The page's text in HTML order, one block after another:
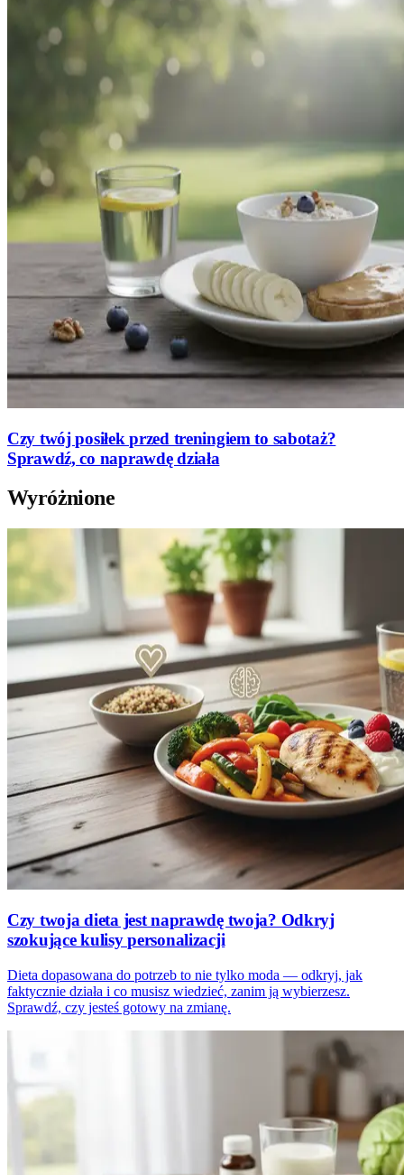
Czy twój posiłek przed treningiem to sabotaż?
Sprawdź, co naprawdę działa
Wyróżnione
Czy twoja dieta jest naprawdę twoja? Odkryj
szokujące kulisy personalizacji
Dieta dopasowana do potrzeb to nie tylko moda — odkryj, jak
faktycznie działa i co musisz wiedzieć, zanim ją wybierzesz.
Sprawdź, czy jesteś gotowy na zmianę.